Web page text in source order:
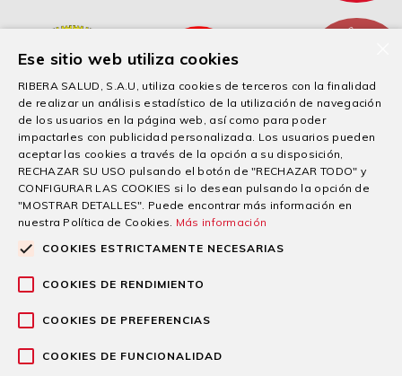
“Esta empresa ha recibido una subvención de la Comunidad Autónoma de la
a la solvencia empresarial en respuesta a la pandemia de la Covid-19”.
Ese sitio web utiliza cookies
RIBERA SALUD, S.A.U, utiliza cookies de terceros con la finalidad
de realizar un análisis estadístico de la utilización de navegación
de los usuarios en la página web, así como para poder
impactarles con publicidad personalizada. Los usuarios pueden
aceptar las cookies a través de la opción a su disposición,
RECHAZAR SU USO pulsando el botón de "RECHAZAR TODO" y
CONFIGURAR LAS COOKIES si lo desean pulsando la opción de
"MOSTRAR DETALLES". Puede encontrar más información en
nuestra Política de Cookies. Más información
COOKIES ESTRICTAMENTE NECESARIAS
COOKIES DE RENDIMIENTO
COOKIES DE PREFERENCIAS
COOKIES DE FUNCIONALIDAD